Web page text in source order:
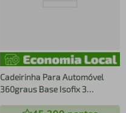
Cadeirinha Para Automóvel
360graus Base Isofix 3